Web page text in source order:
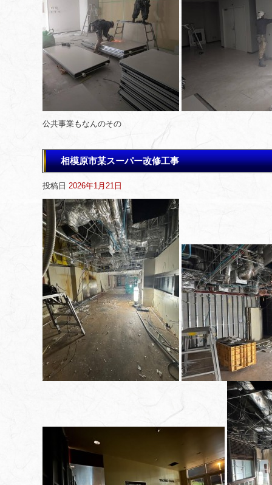
公共事業もなんのその
相模原市某スーパー改修工事
投稿日 2026年1月21日